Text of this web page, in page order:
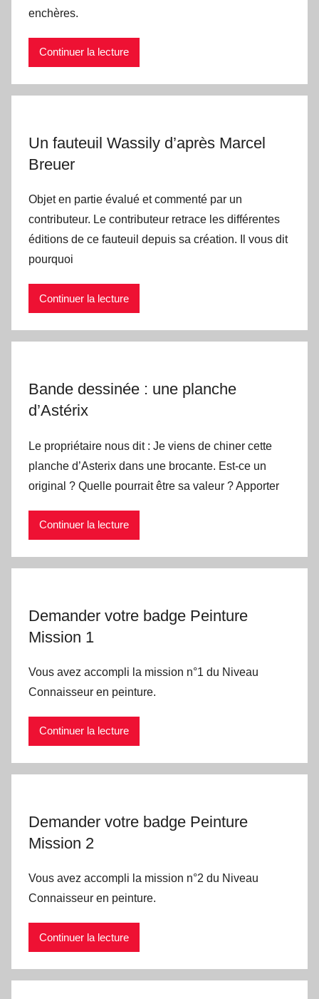
enchères.
Continuer la lecture
Un fauteuil Wassily d’après Marcel
Breuer
Objet en partie évalué et commenté par un
contributeur. Le contributeur retrace les différentes
éditions de ce fauteuil depuis sa création. Il vous dit
pourquoi
Continuer la lecture
Bande dessinée : une planche
d’Astérix
Le propriétaire nous dit : Je viens de chiner cette
planche d’Asterix dans une brocante. Est-ce un
original ? Quelle pourrait être sa valeur ? Apporter
Continuer la lecture
Demander votre badge Peinture
Mission 1
Vous avez accompli la mission n°1 du Niveau
Connaisseur en peinture.
Continuer la lecture
Demander votre badge Peinture
Mission 2
Vous avez accompli la mission n°2 du Niveau
Connaisseur en peinture.
Continuer la lecture